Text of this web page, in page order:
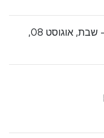
יום שישי, אוגוסט 07, 2026 – שבת, אוגוסט 08,